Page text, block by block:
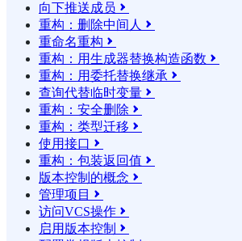
向下推送成员 
重构：删除中间人 
重命名重构 
重构：用生成器替换构造函数 
重构：用委托替换继承 
查询代替临时变量 
重构：安全删除 
重构：类型迁移 
使用接口 
重构：包装返回值 
版本控制的概念 
管理项目 
访问VCS操作 
启用版本控制 